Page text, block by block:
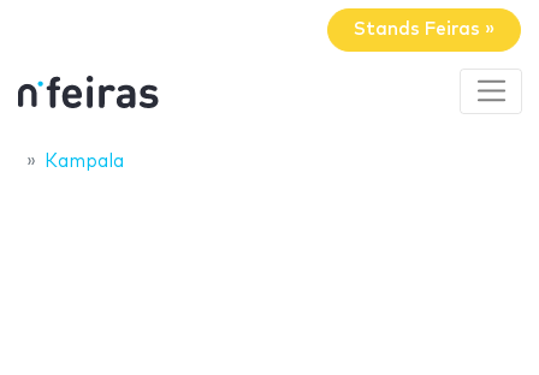
Stands Feiras »
Kampala